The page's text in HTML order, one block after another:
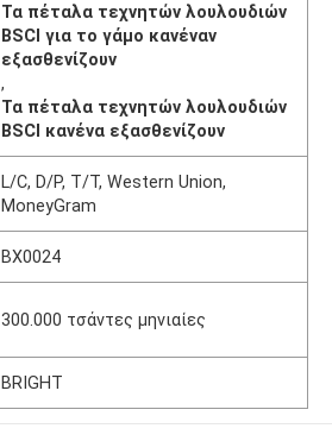
Τα πέταλα τεχνητών λουλουδιών
BSCI για το γάμο κανέναν
εξασθενίζουν
,
Τα πέταλα τεχνητών λουλουδιών
BSCI κανένα εξασθενίζουν
L/C, D/P, T/T, Western Union,
MoneyGram
BX0024
300.000 τσάντες μηνιαίες
BRIGHT